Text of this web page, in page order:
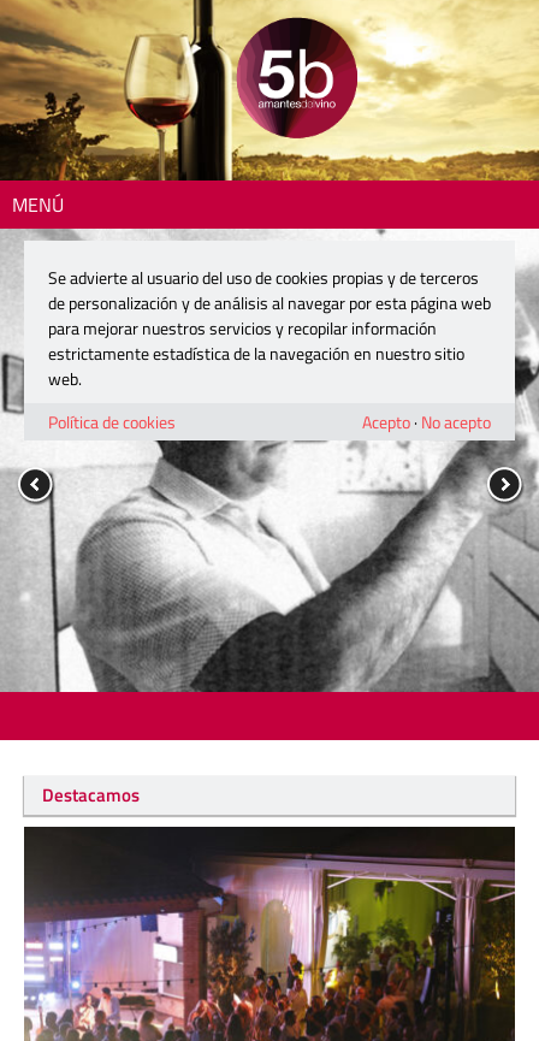
MENÚ
Destacamos
Se advierte al usuario del uso de cookies propias y de terceros
de personalización y de análisis al navegar por esta página web
para mejorar nuestros servicios y recopilar información
estrictamente estadística de la navegación en nuestro sitio
web.
Política de cookies
Acepto· No acepto